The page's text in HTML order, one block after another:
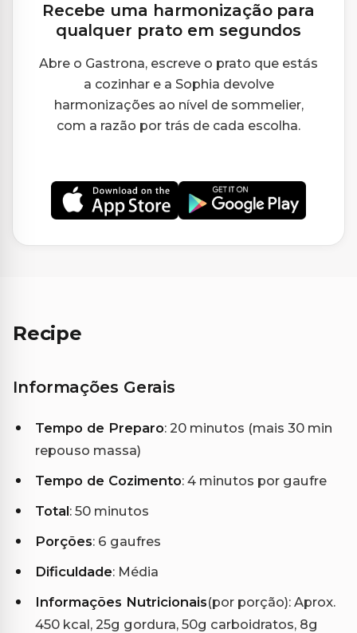
Recebe uma harmonização para
qualquer prato em segundos
Abre o Gastrona, escreve o prato que estás
a cozinhar e a Sophia devolve
harmonizações ao nível de sommelier,
com a razão por trás de cada escolha.
Recipe
Informações Gerais
Tempo de Preparo: 20 minutos (mais 30 min
repouso massa)
Tempo de Cozimento: 4 minutos por gaufre
Total: 50 minutos
Porções: 6 gaufres
Dificuldade: Média
Informações Nutricionais(por porção): Aprox.
450 kcal, 25g gordura, 50g carboidratos, 8g